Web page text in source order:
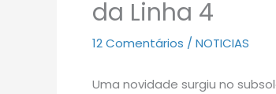
da Linha 4
12 Comentários / NOTICIAS
Uma novidade surgiu no